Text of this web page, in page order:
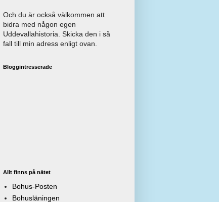
Och du är också välkommen att
bidra med någon egen
Uddevallahistoria. Skicka den i så
fall till min adress enligt ovan.
Bloggintresserade
Allt finns på nätet
Bohus-Posten
Bohusläningen